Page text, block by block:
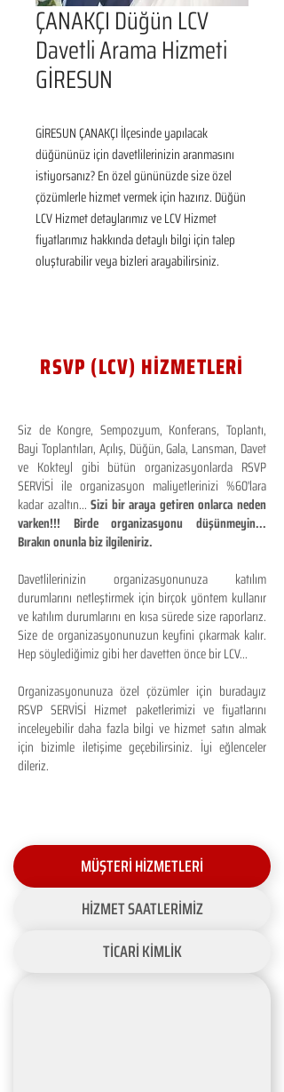
ÇANAKÇI Düğün LCV
Davetli Arama Hizmeti
GİRESUN
GİRESUN ÇANAKÇI İlçesinde yapılacak
düğününüz için davetlilerinizin aranmasını
istiyorsanız? En özel gününüzde size özel
çözümlerle hizmet vermek için hazırız. Düğün
LCV Hizmet detaylarımız ve LCV Hizmet
fiyatlarımız hakkında detaylı bilgi için talep
oluşturabilir veya bizleri arayabilirsiniz.
RSVP (LCV) HİZMETLERİ
Siz de Kongre, Sempozyum, Konferans, Toplantı,
Bayi Toplantıları, Açılış, Düğün, Gala, Lansman, Davet
ve Kokteyl gibi bütün organizasyonlarda RSVP
SERVİSİ ile organizasyon maliyetlerinizi %60'lara
kadar azaltın...Sizi bir araya getiren onlarca neden
varken!!! Birde organizasyonu düşünmeyin...
Bırakın onunla biz ilgileniriz.
Davetlilerinizin organizasyonunuza katılım
durumlarını netleştirmek için birçok yöntem kullanır
ve katılım durumlarını en kısa sürede size raporlarız.
Size de organizasyonunuzun keyfini çıkarmak kalır.
Hep söylediğimiz gibi her davetten önce bir LCV...
Organizasyonunuza özel çözümler için buradayız
RSVP SERVİSİ Hizmet paketlerimizi ve fiyatlarını
inceleyebilir daha fazla bilgi ve hizmet satın almak
için bizimle iletişime geçebilirsiniz. İyi eğlenceler
dileriz.
MÜŞTERİ HİZMETLERİ
HİZMET SAATLERİMİZ
TİCARİ KİMLİK